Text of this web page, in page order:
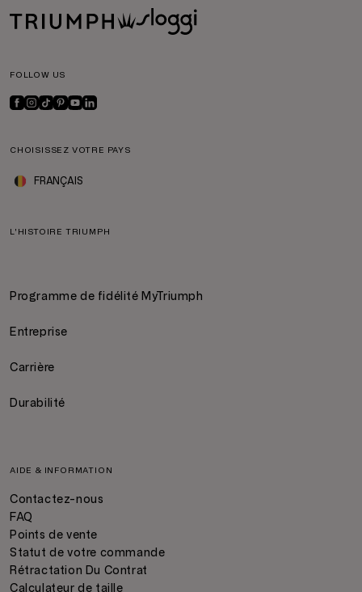
FOLLOW US
CHOISISSEZ VOTRE PAYS
FRANÇAIS
L'HISTOIRE TRIUMPH
Programme de fidélité MyTriumph
Entreprise
Carrière
Durabilité
AIDE & INFORMATION
Contactez-nous
FAQ
Points de vente
Statut de votre commande
Rétractation Du Contrat
Calculateur de taille